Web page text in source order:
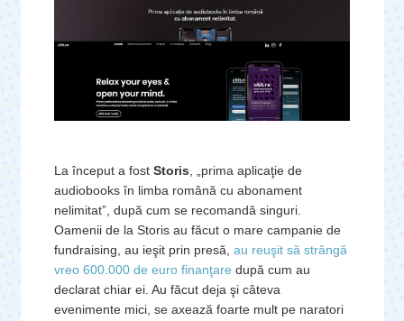
La început a fost Storis , „prima aplicaţie de
audiobooks în limba română cu abonament
nelimitat”, după cum se recomandă singuri.
Oamenii de la Storis au făcut o mare campanie de
fundraising, au ieşit prin presă, au reuşit să strângă
vreo 600.000 de euro finanţare după cum au
declarat chiar ei. Au făcut deja şi câteva
evenimente mici, se axează foarte mult pe naratori